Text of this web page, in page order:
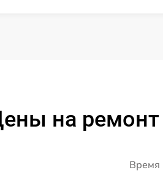
на
Время